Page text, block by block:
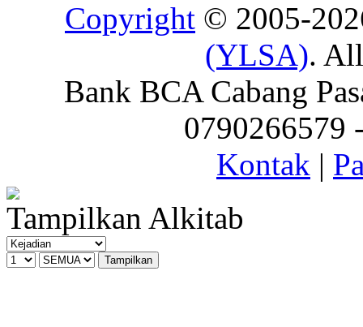
Copyright © 2005-
(YLSA).
Bank BCA Cabang
0790266579
Kontak |
Tampilkan Alkitab